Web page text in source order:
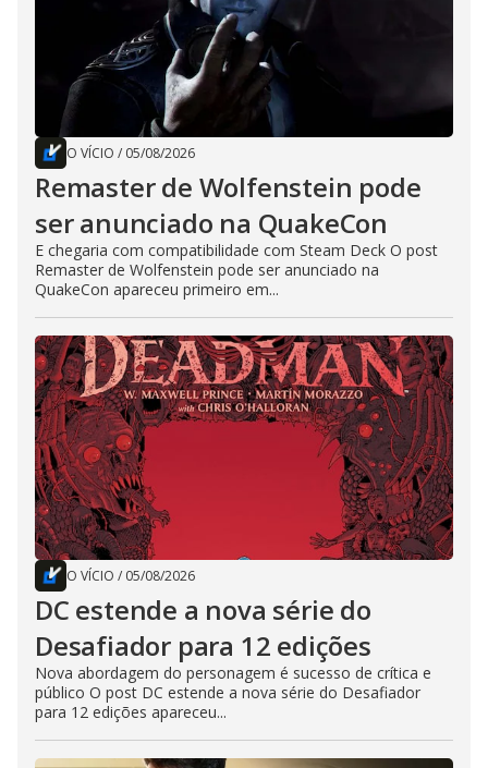
O VÍCIO / 05/08/2026
Remaster de Wolfenstein pode
ser anunciado na QuakeCon
E chegaria com compatibilidade com Steam Deck O post
Remaster de Wolfenstein pode ser anunciado na
QuakeCon apareceu primeiro em...
O VÍCIO / 05/08/2026
DC estende a nova série do
Desafiador para 12 edições
Nova abordagem do personagem é sucesso de crítica e
público O post DC estende a nova série do Desafiador
para 12 edições apareceu...